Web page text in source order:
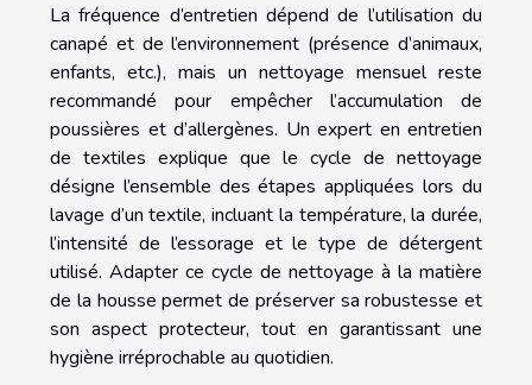
La fréquence d’entretien dépend de l’utilisation du
canapé et de l’environnement (présence d’animaux,
enfants, etc.), mais un nettoyage mensuel reste
recommandé pour empêcher l’accumulation de
poussières et d’allergènes. Un expert en entretien
de textiles explique que le cycle de nettoyage
désigne l’ensemble des étapes appliquées lors du
lavage d’un textile, incluant la température, la durée,
l’intensité de l’essorage et le type de détergent
utilisé. Adapter ce cycle de nettoyage à la matière
de la housse permet de préserver sa robustesse et
son aspect protecteur, tout en garantissant une
hygiène irréprochable au quotidien.